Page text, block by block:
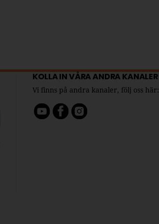
KOLLA IN VÅRA ANDRA KANALER
Vi finns på andra kanaler, följ oss här: